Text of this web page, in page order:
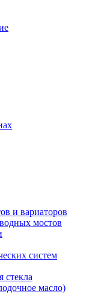
и вариаторов
мостов
систем
стекла
масло)